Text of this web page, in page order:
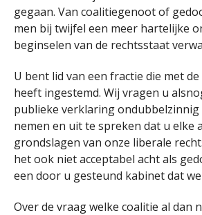
gegaan. Van coalitiegenoot of
men bij twijfel een meer hartelijke
beginselen van de rechtsstaat
U bent lid van een fractie die met
heeft ingestemd. Wij vragen u
publieke verklaring ondubbelzinnig
nemen en uit te spreken dat u elke
grondslagen van onze liberale
het ook niet acceptabel acht als
een door u gesteund kabinet dat
Over de vraag welke coalitie al dan